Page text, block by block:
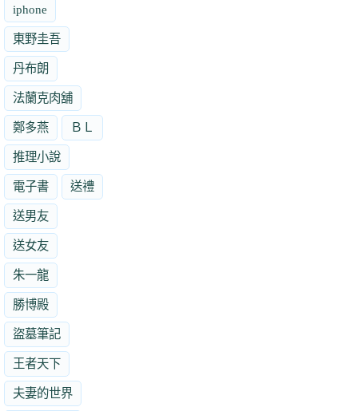
iphone
東野圭吾
丹布朗
法蘭克肉舖
鄭多燕 ＢＬ
推理小說
電子書 送禮
送男友
送女友
朱一龍
勝博殿
盜墓筆記
王者天下
夫妻的世界